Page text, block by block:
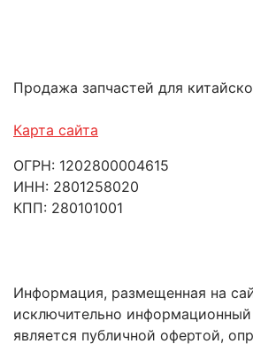
Продажа запчастей для
Карта сайта
ОГРН: 1202800004615
ИНН: 2801258020
КПП: 280101001
Информация, размещенная на
исключительно
является публичной офертой,